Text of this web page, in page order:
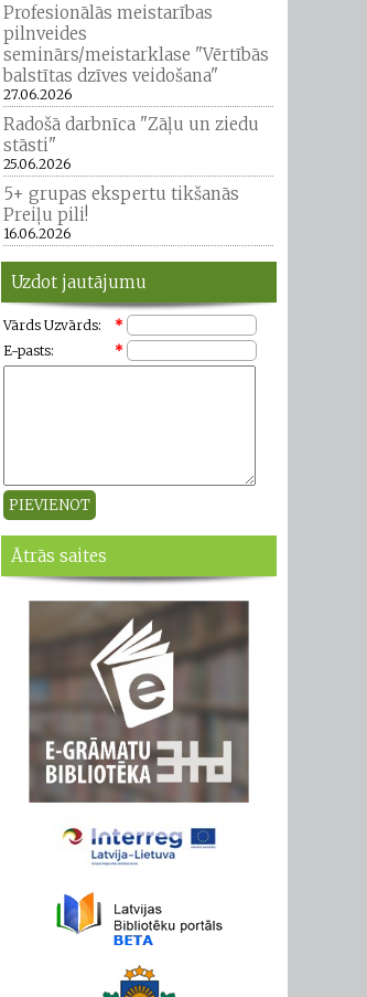
Profesionālās meistarības
pilnveides
seminārs/meistarklase "Vērtībās
balstītas dzīves veidošana"
27.06.2026
Radošā darbnīca "Zāļu un ziedu
stāsti"
25.06.2026
5+ grupas ekspertu tikšanās
Preiļu pili!
16.06.2026
Uzdot jautājumu
Vārds Uzvārds:
*
E-pasts:
*
Ātrās saites